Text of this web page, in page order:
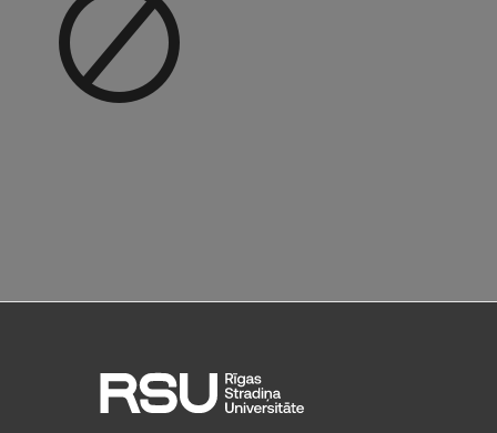
Completed projects
Vertically Integrated Projects
Scientific Conferences
International projects
International partners